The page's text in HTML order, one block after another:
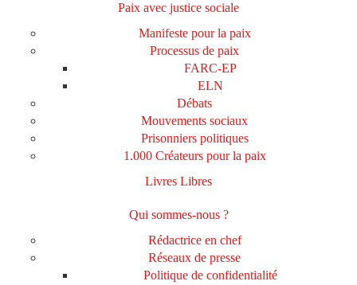
Paix avec justice sociale
Manifeste pour la paix
Processus de paix
FARC-EP
ELN
Débats
Mouvements sociaux
Prisonniers politiques
1.000 Créateurs pour la paix
Livres Libres
Qui sommes-nous ?
Rédactrice en chef
Réseaux de presse
Politique de confidentialité